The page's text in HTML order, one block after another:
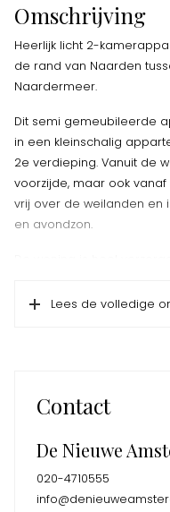
Omschrijving
Heerlijk licht 2-
de rand van Naarden
Naardermeer.
Dit semi gemeubileerde
in een kleinschalig
2e verdieping. Vanuit de
voorzijde, maar ook
vrij over de weilanden en
en avondzon.
wasmachine),
winkels voor je
Met de auto ben je
Huurcondities:
*Huurprijs exclusief gas/
Lees de volledige
Contact
De Nieuwe
020-4710555